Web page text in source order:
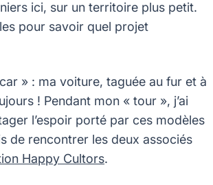
ici, sur un territoire plus petit.
pour savoir quel projet
» : ma voiture, taguée au fur et à
! Pendant mon « tour », j’ai
l’espoir porté par ces modèles
de rencontrer les deux associés
Happy Cultors.